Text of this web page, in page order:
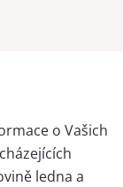
o Vašich
ledna a